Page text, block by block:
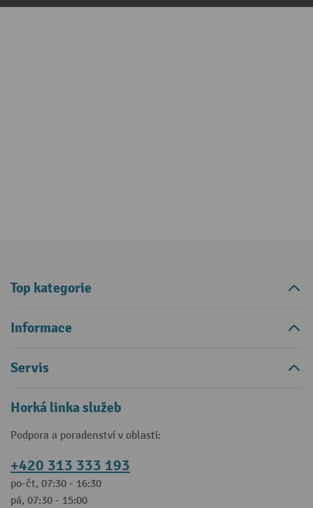
Top kategorie
Informace
Servis
Horká linka služeb
Podpora a poradenství v oblasti:
+420 313 333 193
po-čt, 07:30 - 16:30
pá, 07:30 - 15:00